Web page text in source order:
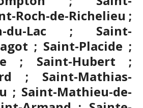
Roch-de-Richelieu ;
du-Lac ; Saint-
; Saint-Placide ;
; Saint-Hubert ;
; Saint-Mathias-
; Saint-Mathieu-de-